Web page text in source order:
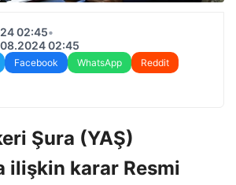
02:45•
02:45
Facebook WhatsApp
Reddit
Şura (YAŞ)
ilişkin karar Resmi